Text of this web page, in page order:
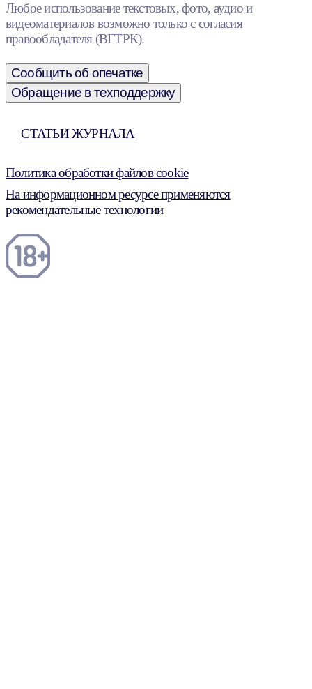
Любое использование текстовых, фото, аудио и
видеоматериалов возможно только с согласия
правообладателя (ВГТРК).
Сообщить об опечатке
Обращение в техподдержку
СТАТЬИ ЖУРНАЛА
Политика обработки файлов cookie
На информационном ресурсе применяются
рекомендательные технологии